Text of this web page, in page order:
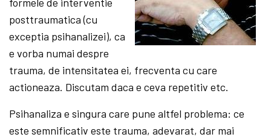
posttraumatica (cu
exceptia psihanalizei), ca
e vorba numai despre
trauma, de intensitatea ei, frecventa cu care
actioneaza. Discutam daca e ceva repetitiv etc.
Psihanaliza e singura care pune altfel problema: ce
este semnificativ este trauma, adevarat, dar mai